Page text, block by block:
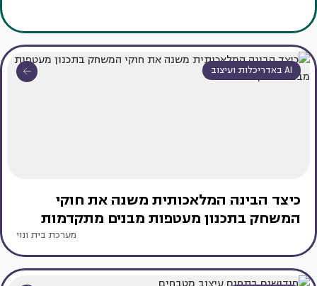
AI באדריכלות ועיצוב
כיצד הבינה המלאכותית משנה את חוקי
המשחק בתכנון מעטפות מבנים מתקדמות
מערכת בית ונוי